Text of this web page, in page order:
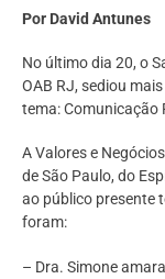
Por David Antunes
No último dia 20, o
OAB RJ, sediou
tema: Comunicação
A Valores e
de São Paulo, do
ao público presente
foram:
– Dra. Simone